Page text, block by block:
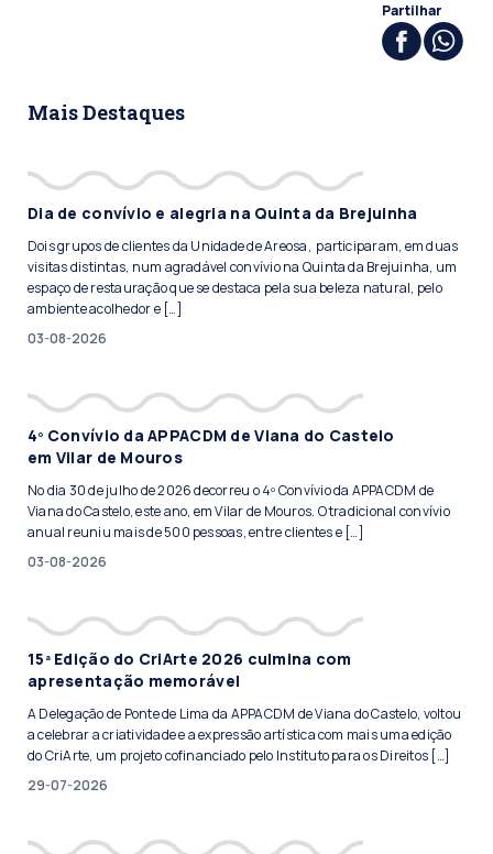
Partilhar
Mais Destaques
Dia de convívio e alegria na Quinta da Brejuinha
Dois grupos de clientes da Unidade de Areosa, participaram, em duas
visitas distintas, num agradável convívio na Quinta da Brejuinha, um
espaço de restauração que se destaca pela sua beleza natural, pelo
ambiente acolhedor e […]
03-08-2026
4º Convívio da APPACDM de Viana do Castelo
em Vilar de Mouros
No dia 30 de julho de 2026 decorreu o 4º Convívio da APPACDM de
Viana do Castelo, este ano, em Vilar de Mouros. O tradicional convívio
anual reuniu mais de 500 pessoas, entre clientes e […]
03-08-2026
15ª Edição do CriArte 2026 culmina com
apresentação memorável
A Delegação de Ponte de Lima da APPACDM de Viana do Castelo, voltou
a celebrar a criatividade e a expressão artística com mais uma edição
do CriArte, um projeto cofinanciado pelo Instituto para os Direitos […]
29-07-2026